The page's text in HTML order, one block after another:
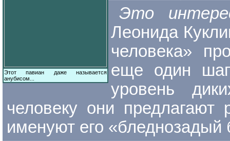
Этот павиан даже называется
анубисом...
Это
Леонида
человека»
еще один
уровень
человеку они
именуют его «бледнозадый